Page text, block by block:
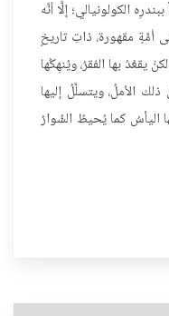
الكولونيالي؛ إلَّا أنَّه
أُمَّةٍ مقهورة، ذاتِ تاريخٍ
يقعُدُ بها الفقرُ، ويُنهِكُها
الأملُ، ويتسلَّلُ إليها
كما يُحيطُ السُّوارُ